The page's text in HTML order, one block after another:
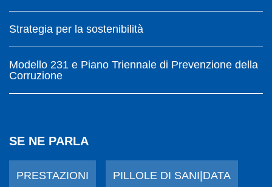
Strategia per la sostenibilità
Modello 231 e Piano Triennale di Prevenzione della
Corruzione
SE NE PARLA
PRESTAZIONI PILLOLE DI SANI|DATA